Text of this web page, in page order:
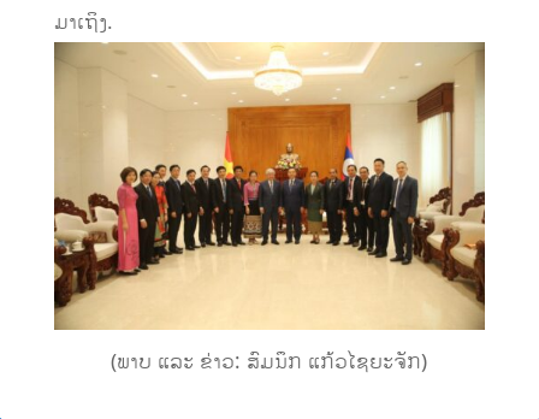
ມາເຖິງ.
(ພາບ ແລະ ຂ່າວ: ສົມນຶກ ແກ້ວໄຊຍະຈັກ)